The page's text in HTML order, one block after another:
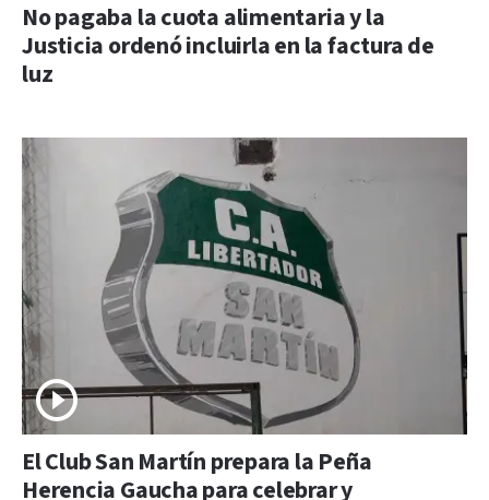
No pagaba la cuota alimentaria y la
Justicia ordenó incluirla en la factura de
luz
El Club San Martín prepara la Peña
Herencia Gaucha para celebrar y